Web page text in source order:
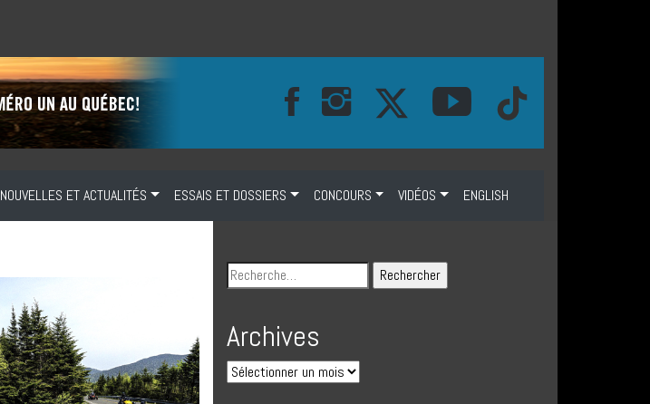
NOUVELLES ET ACTUALITÉS ESSAIS ET DOSSIERS CONCOURS VIDÉOS ENGLISH
Archives